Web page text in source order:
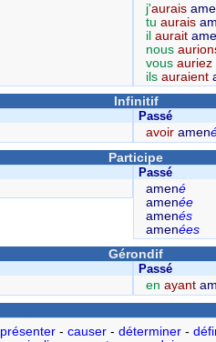
j'aurais
tuaurais
ilaurait
nous
vousauriez
ilsauraient
Infinitif
Passé
avoir amen
Participe
Passé
amené
amenée
amenés
amenées
Gérondif
Passé
enayant
présenter- causer- déterminer-